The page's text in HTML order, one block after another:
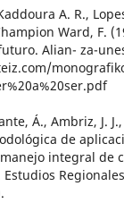
A. R.,
Ward, F.
Alian- za-
Á., Ambriz, J.
de
integral de